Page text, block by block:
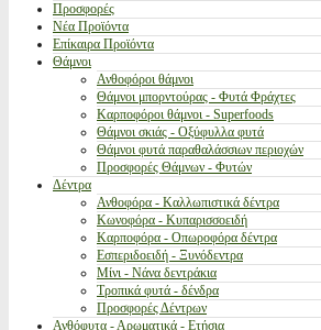
Προσφορές
Νέα Προϊόντα
Επίκαιρα Προϊόντα
Θάμνοι
Ανθοφόροι θάμνοι
Θάμνοι μπορντούρας - Φυτά Φράχτες
Καρποφόροι θάμνοι - Superfoods
Θάμνοι σκιάς - Οξύφυλλα φυτά
Θάμνοι φυτά παραθαλάσσιων περιοχών
Προσφορές Θάμνων - Φυτών
Δέντρα
Ανθοφόρα - Καλλωπιστικά δέντρα
Κωνοφόρα - Κυπαρισσοειδή
Καρποφόρα - Οπωροφόρα δέντρα
Εσπεριδοειδή - Ξυνόδεντρα
Μίνι - Νάνα δεντράκια
Τροπικά φυτά - δένδρα
Προσφορές Δέντρων
Ανθόφυτα - Αρωματικά - Ετήσια